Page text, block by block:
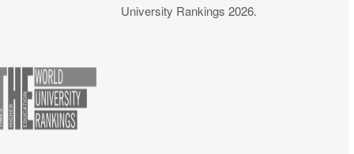
University Rankings 2026.